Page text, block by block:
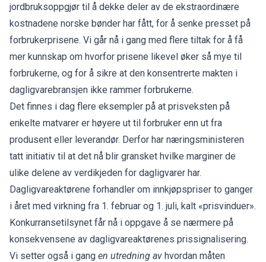
jordbruksoppgjør til å dekke deler av de ekstraordinære
kostnadene norske bønder har fått, for å senke presset på
forbrukerprisene. Vi går nå i gang med flere tiltak for å få
mer kunnskap om hvorfor prisene likevel øker så mye til
forbrukerne, og for å sikre at den konsentrerte makten i
dagligvarebransjen ikke rammer forbrukerne.
Det finnes i dag flere eksempler på at prisveksten på
enkelte matvarer er høyere ut til forbruker enn ut fra
produsent eller leverandør. Derfor har næringsministeren
tatt initiativ til at det nå blir gransket hvilke marginer de
ulike delene av verdikjeden for dagligvarer har.
Dagligvareaktørene forhandler om innkjøpspriser to ganger
i året med virkning fra 1. februar og 1. juli, kalt «prisvinduer».
Konkurransetilsynet får nå i oppgave å se nærmere på
konsekvensene av dagligvareaktørenes prissignalisering.
Vi setter også i gang en utredning av hvordan måten